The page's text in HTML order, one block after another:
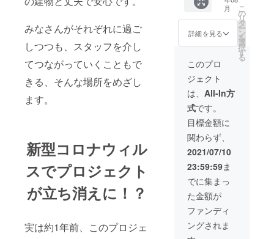
みなさんがそれぞれに過ご
しつつも、スタッフを介し
てつながっていくこともで
きる、そんな場所をめざし
ます。
新型コロナウィル
スでプロジェクト
が立ち消えに！？
実は約1年前、このプロジェ
40字程
度まで
をご記
入くだ
備考欄
の記入
は必須
項目で
す
ご連絡
のうえ
無効と
なる場
合がご
ざいま
す。
簿への
記載 ※
備考欄
に事業
名や具
体的な
事業内
容をご
記載く
ださ
い。 ※
個人の
方はお
およそ
の利用
目的を
ご記入
くださ
い ※職
種や利
用目的
によっ
てはお
定席
プラン
12ヶ月
＜リ
ターン
詳細＞
■ 通常
15,000
（月）
x12ヶ月
=175,00
0円相当
■ 営業
時間内
利用し
たい放
題 ■ 公
開され
るご支
援者名
簿への
記載 ※
備考欄
月
詳細を見る
こ
の
リ
タ
ー
ン
を
選
択
す
る
このプロ
ジェクト
は、 All-In方
式です。
目標金額に
関わらず、
2021/07/10
23:59:59ま
でに集まっ
た金額が
ファンディ
ングされま